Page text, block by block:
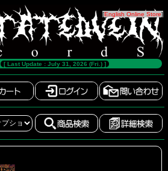
[English Online Store]
[ Last Update : July 31, 2026 (Fri.) ]